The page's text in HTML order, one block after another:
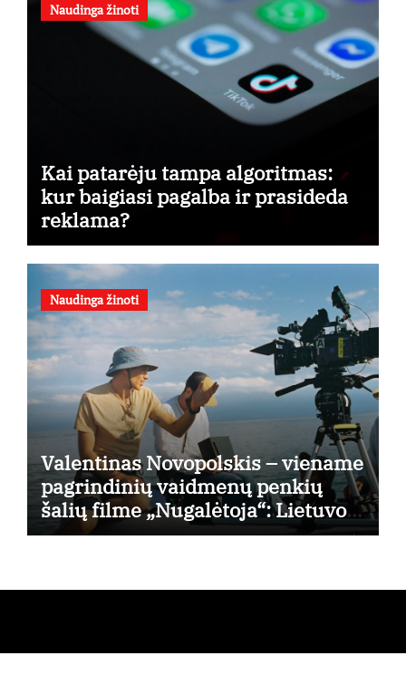
Naudinga žinoti
Kai patarėju tampa algoritmas:
kur baigiasi pagalba ir prasideda
reklama?
Naudinga žinoti
Valentinas Novopolskis – viename
pagrindinių vaidmenų penkių
šalių filme „Nugalėtoja“: Lietuvos
kino teatruose – nuo rugpjūčio 7-